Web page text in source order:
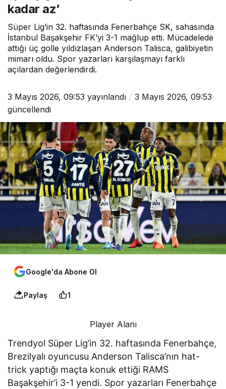
kadar az’
Süper Lig’in 32. haftasında Fenerbahçe SK, sahasında
İstanbul Başakşehir FK’yi 3-1 mağlup etti. Mücadelede
attığı üç golle yıldızlaşan Anderson Talisca, galibiyetin
mimarı oldu. Spor yazarları karşılaşmayı farklı
açılardan değerlendirdi.
3 Mayıs 2026, 09:53 yayınlandı
3 Mayıs 2026, 09:53
güncellendi
Google'da Abone Ol
Paylaş 1
Player Alanı
Trendyol Süper Lig’in 32. haftasında Fenerbahçe,
Brezilyalı oyuncusu Anderson Talisca’nın hat-
trick yaptığı maçta konuk ettiği RAMS
Başakşehir’i 3-1 yendi. Spor yazarları Fenerbahçe